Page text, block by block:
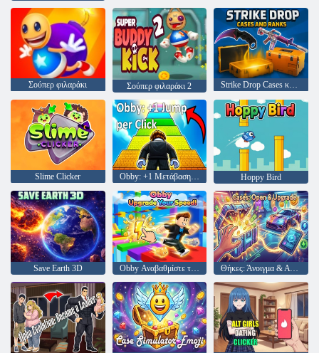
Σούπερ φιλαράκι Σούπερ φιλαράκι 2 Strike Drop Cases και Ranks
Slime Clicker Obby: +1 Μετάβαση ανά κλικ Hoppy Bird
Save Earth 3D Obby Αναβαθμίστε την ταχύτητά σας! Θήκες: Άνοιγμα & Αναβάθμιση